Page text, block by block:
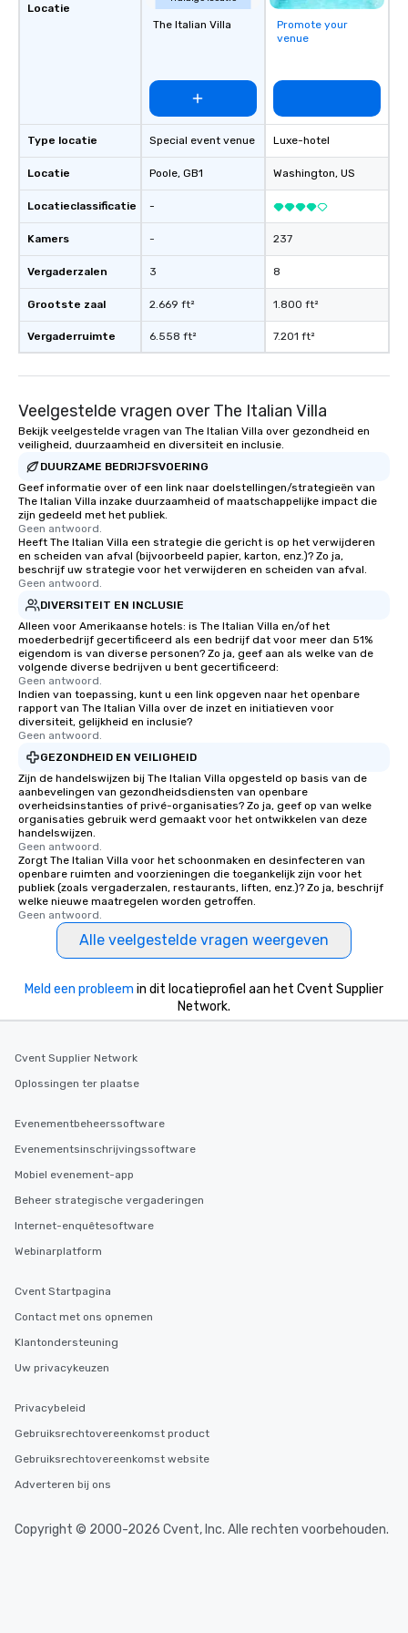
Locatie
Type locatie
Locatie
Locatieclassificatie
Kamers
Vergaderzalen
Grootste zaal
Vergaderruimte
The Italian Villa
Special event venue
Poole, GB1
-
-
3
2.669 ft²
6.558 ft²
Promote your
venue
Luxe-hotel
Washington, US
237
8
1.800 ft²
7.201 ft²
Veelgestelde vragen over The Italian Villa
Bekijk veelgestelde vragen van The Italian Villa over gezondheid en
veiligheid, duurzaamheid en diversiteit en inclusie.
DUURZAME BEDRIJFSVOERING
Geef informatie over of een link naar doelstellingen/strategieën van
The Italian Villa inzake duurzaamheid of maatschappelijke impact die
zijn gedeeld met het publiek.
Geen antwoord.
Heeft The Italian Villa een strategie die gericht is op het verwijderen
en scheiden van afval (bijvoorbeeld papier, karton, enz.)? Zo ja,
beschrijf uw strategie voor het verwijderen en scheiden van afval.
Geen antwoord.
DIVERSITEIT EN INCLUSIE
Alleen voor Amerikaanse hotels: is The Italian Villa en/of het
moederbedrijf gecertificeerd als een bedrijf dat voor meer dan 51%
eigendom is van diverse personen? Zo ja, geef aan als welke van de
volgende diverse bedrijven u bent gecertificeerd:
Geen antwoord.
Indien van toepassing, kunt u een link opgeven naar het openbare
rapport van The Italian Villa over de inzet en initiatieven voor
diversiteit, gelijkheid en inclusie?
Geen antwoord.
GEZONDHEID EN VEILIGHEID
Zijn de handelswijzen bij The Italian Villa opgesteld op basis van de
aanbevelingen van gezondheidsdiensten van openbare
overheidsinstanties of privé-organisaties? Zo ja, geef op van welke
organisaties gebruik werd gemaakt voor het ontwikkelen van deze
handelswijzen.
Geen antwoord.
Zorgt The Italian Villa voor het schoonmaken en desinfecteren van
openbare ruimten and voorzieningen die toegankelijk zijn voor het
publiek (zoals vergaderzalen, restaurants, liften, enz.)? Zo ja, beschrijf
welke nieuwe maatregelen worden getroffen.
Geen antwoord.
Alle veelgestelde vragen weergeven
Meld een probleem in dit locatieprofiel aan het Cvent Supplier
Network.
Cvent Supplier Network
Oplossingen ter plaatse
Evenementbeheerssoftware
Evenementsinschrijvingssoftware
Mobiel evenement-app
Beheer strategische vergaderingen
Internet-enquêtesoftware
Webinarplatform
Cvent Startpagina
Contact met ons opnemen
Klantondersteuning
Uw privacykeuzen
Privacybeleid
Gebruiksrechtovereenkomst product
Gebruiksrechtovereenkomst website
Adverteren bij ons
Copyright © 2000-2026 Cvent, Inc. Alle rechten voorbehouden.